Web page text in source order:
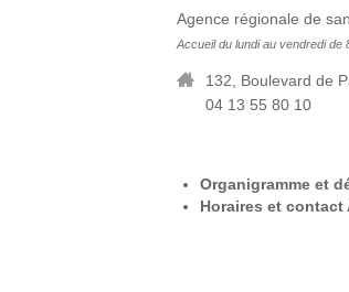
Agence régionale de
Accueil du lundi au vendredi de
132, Boulevard de
04 13 55 80 10
Organigramme et
Horaires et contact